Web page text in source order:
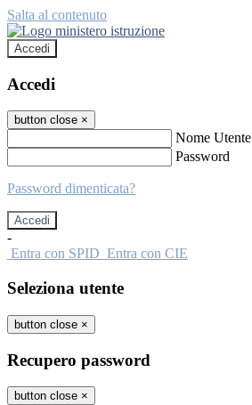
Salta al contenuto
Accedi
Accedi
button close ×
Nome Utente
Password
Password dimenticata?
-
Entra con SPID Entra con CIE
Seleziona utente
button close ×
Recupero password
button close ×